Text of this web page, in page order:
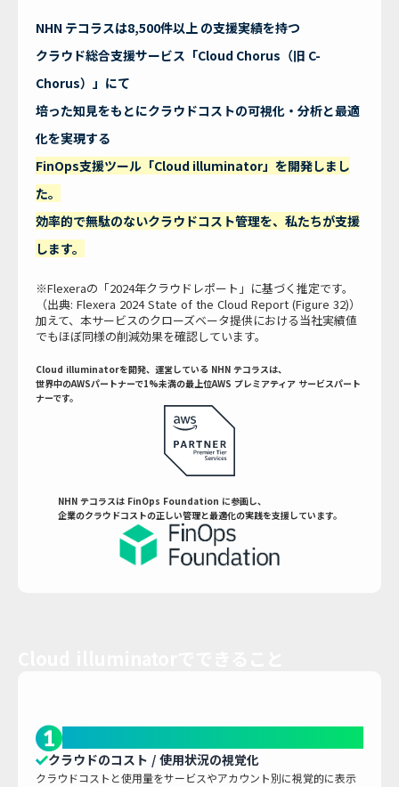
NHN テコラスは8,500件以上 の支援実績を持つ
クラウド総合支援サービス「Cloud Chorus（旧 C-
Chorus）」にて
培った知見をもとにクラウドコストの可視化・分析と最適
化を実現する
FinOps支援ツール「Cloud illuminator」を開発しまし
た。
効率的で無駄のないクラウドコスト管理を、私たちが支援
します。
※Flexeraの「2024年クラウドレポート」に基づく推定です。
（出典: Flexera 2024 State of the Cloud Report (Figure 32)）
加えて、本サービスのクローズベータ提供における当社実績値
でもほぼ同様の削減効果を確認しています。
Cloud illuminatorを開発、運営している NHN テコラスは、
世界中のAWSパートナーで1%未満の最上位AWS プレミアティア サービスパート
ナーです。
NHN テコラスは FinOps Foundation に参画し、
企業のクラウドコストの正しい管理と最適化の実践を支援しています。
クラウドのコスト / 使用状況の視覚化
クラウドコストと使用量をサービスやアカウント別に視覚的に表示